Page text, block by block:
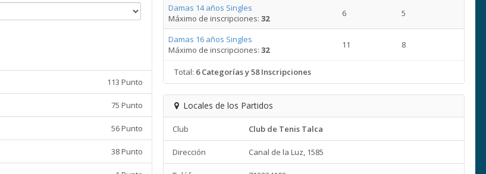
113 Punto
75 Punto
56 Punto
38 Punto
Damas 14 años Singles
Máximo de inscripciones: 32 6 5
Damas 16 años Singles
Máximo de inscripciones: 32 11 8
Total: 6 Categorías y 58 Inscripciones
Locales de los Partidos
Club Club de Tenis Talca
Dirección Canal de la Luz, 1585